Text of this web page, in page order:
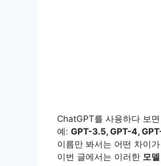
ChatGPT를 사용하다 보
예: GPT-3.5, GPT-4,
이름만 봐서는 어떤 차이
이번 글에서는 이러한 모